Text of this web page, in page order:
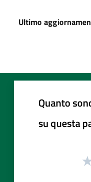
Ultimo
Quanto
su questa